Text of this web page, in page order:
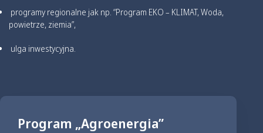
programy regionalne jak np. “Program EKO – KLIMAT, Woda,
powietrze, ziemia”,
ulga inwestycyjna.
Program „Agroenergia”